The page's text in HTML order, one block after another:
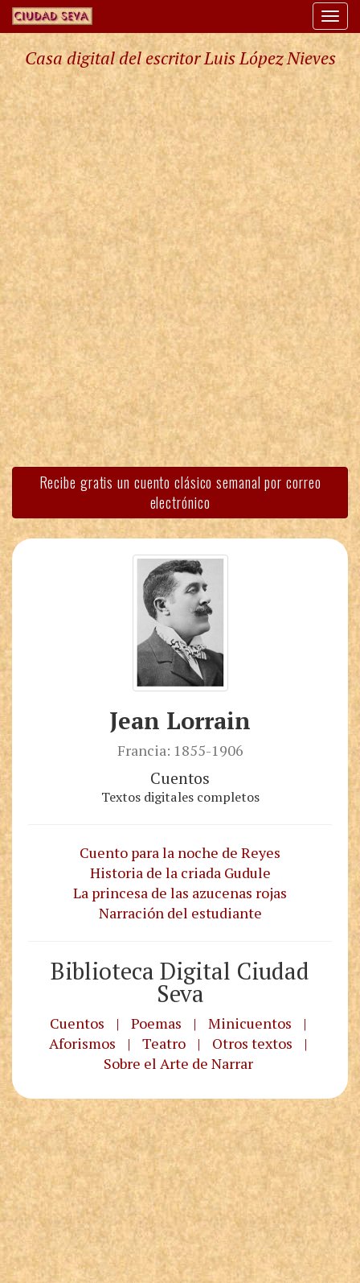
Casa digital del escritor Luis López Nieves
Recibe gratis un cuento clásico semanal por correo
electrónico
Jean Lorrain
Francia: 1855-1906
Cuentos
Textos digitales completos
Cuento para la noche de Reyes
Historia de la criada Gudule
La princesa de las azucenas rojas
Narración del estudiante
Biblioteca Digital Ciudad
Seva
Cuentos | Poemas | Minicuentos
|
Aforismos
| Teatro | Otros textos
|
Sobre el Arte de Narrar